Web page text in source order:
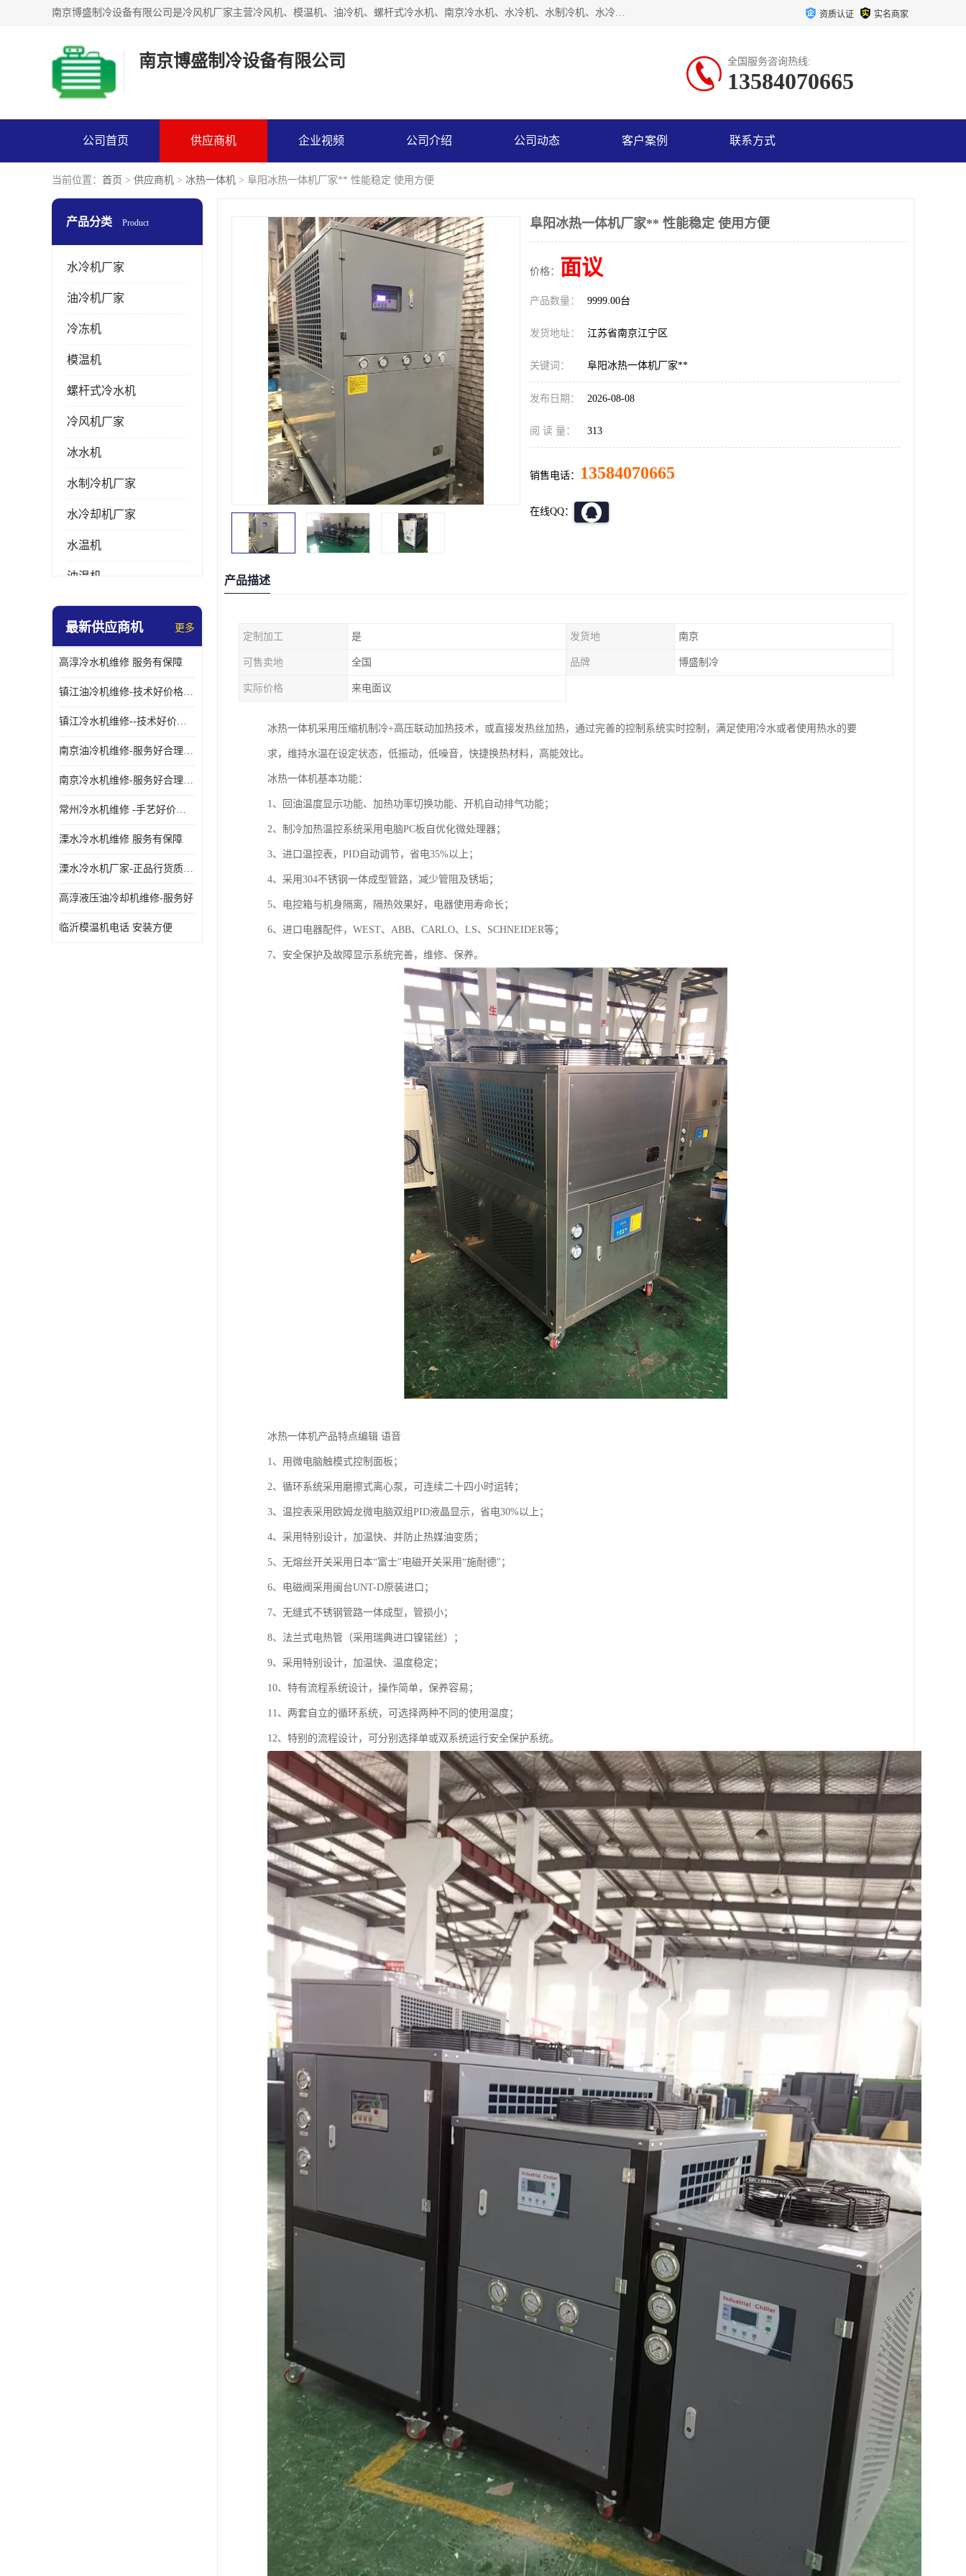
南京博盛制冷设备有限公司是冷风机厂家主营冷风机、模温机、油冷机、螺杆式冷水机、南京冷水机、水冷机、水制冷机、水冷却机、油冷却机等；凭借多年的制作经验、优秀的技术、优秀的产品质量诚信的经营理念，以一流的品质，实在的价格，在行业内享有较高的声誉。 资质认证 实名商家
南京博盛制冷设备有限公司 全国服务咨询热线:
13584070665
公司首页 供应商机 企业视频 公司介绍 公司动态 客户案例 联系方式
当前位置： 首页 > 供应商机 > 冰热一体机 > 阜阳冰热一体机厂家** 性能稳定 使用方便
产品分类 Product
水冷机厂家
油冷机厂家
冷冻机
模温机
螺杆式冷水机
冷风机厂家
冰水机
水制冷机厂家
水冷却机厂家
水温机
油温机
冰热一体机
油冷却机厂家
最新供应商机 更多
高淳冷水机维修 服务有保障
镇江油冷机维修-技术好价格便宜
镇江冷水机维修--技术好价格便宜
南京油冷机维修-服务好合理收费
南京冷水机维修-服务好合理收费
常州冷水机维修 -手艺好价格便宜
溧水冷水机维修 服务有保障
溧水冷水机厂家-正品行货质量有保障
高淳液压油冷却机维修-服务好
临沂模温机电话 安装方便
阜阳冰热一体机厂家** 性能稳定 使用方便
价格： 面议
产品数量： 9999.00台
发货地址： 江苏省南京江宁区
关键词： 阜阳冰热一体机厂家**
发布日期： 2026-08-08
阅 读 量： 313
销售电话： 13584070665
在线QQ：
产品描述
定制加工 是 发货地 南京
可售卖地 全国 品牌 博盛制冷
实际价格 来电面议
冰热一体机采用压缩机制冷+高压联动加热技术，或直接发热丝加热，通过完善的控制系统实时控制，满足使用冷水或者使用热水的要
求，维持水温在设定状态，低振动，低噪音，快捷换热材料，高能效比。
冰热一体机基本功能：
1、回油温度显示功能、加热功率切换功能、开机自动排气功能；
2、制冷加热温控系统采用电脑PC板自优化微处理器；
3、进口温控表，PID自动调节，省电35%以上；
4、采用304不锈钢一体成型管路，减少管阻及锈垢；
5、电控箱与机身隔离，隔热效果好，电器使用寿命长；
6、进口电器配件，WEST、ABB、CARLO、LS、SCHNEIDER等；
7、安全保护及故障显示系统完善，维修、保养。
冰热一体机产品特点编辑 语音
1、用微电脑触模式控制面板；
2、循环系统采用磨擦式离心泵，可连续二十四小时运转；
3、温控表采用欧姆龙微电脑双组PID液晶显示，省电30%以上；
4、采用特别设计，加温快、并防止热媒油变质；
5、无熔丝开关采用日本“富士"电磁开关采用“施耐德"；
6、电磁阀采用闽台UNT-D原装进口；
7、无缝式不锈钢管路一体成型，管损小；
8、法兰式电热管（采用瑞典进口镍锘丝）；
9、采用特别设计，加温快、温度稳定；
10、特有流程系统设计，操作简单，保养容易；
11、两套自立的循环系统，可选择两种不同的使用温度；
12、特别的流程设计，可分别选择单或双系统运行安全保护系统。